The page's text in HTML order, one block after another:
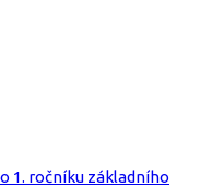
1. ročníku základního